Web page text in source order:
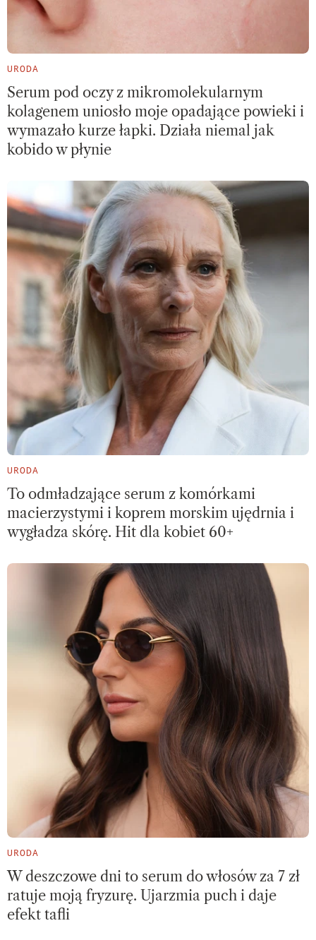
URODA
Serum pod oczy z mikromolekularnym
kolagenem uniosło moje opadające powieki i
wymazało kurze łapki. Działa niemal jak
kobido w płynie
URODA
To odmładzające serum z komórkami
macierzystymi i koprem morskim ujędrnia i
wygładza skórę. Hit dla kobiet 60+
URODA
W deszczowe dni to serum do włosów za 7 zł
ratuje moją fryzurę. Ujarzmia puch i daje
efekt tafli